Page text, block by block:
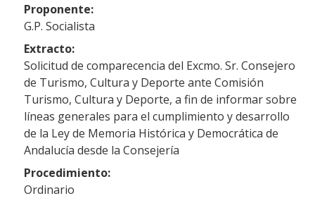
Proponente:
G.P. Socialista
Extracto:
Solicitud de comparecencia del Excmo. Sr. Consejero
de Turismo, Cultura y Deporte ante Comisión
Turismo, Cultura y Deporte, a fin de informar sobre
líneas generales para el cumplimiento y desarrollo
de la Ley de Memoria Histórica y Democrática de
Andalucía desde la Consejería
Procedimiento:
Ordinario